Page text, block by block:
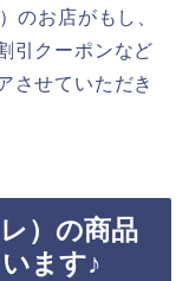
のお店がもし、
引クーポンなど
させていただき
）の商品
ます♪